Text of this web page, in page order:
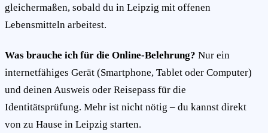
gleichermaßen, sobald du in Leipzig mit offenen
Lebensmitteln arbeitest.
Was brauche ich für die Online-Belehrung? Nur ein
internetfähiges Gerät (Smartphone, Tablet oder Computer)
und deinen Ausweis oder Reisepass für die
Identitätsprüfung. Mehr ist nicht nötig – du kannst direkt
von zu Hause in Leipzig starten.